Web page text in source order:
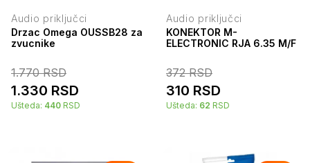
Audio priključci
Drzac Omega OUSSB28 za
zvucnike
1.770RSD
1.330 RSD
Ušteda: 440 RSD
Audio priključci
KONEKTOR M-
ELECTRONIC RJA 6.35 M/F
372 RSD
310 RSD
Ušteda: 62 RSD